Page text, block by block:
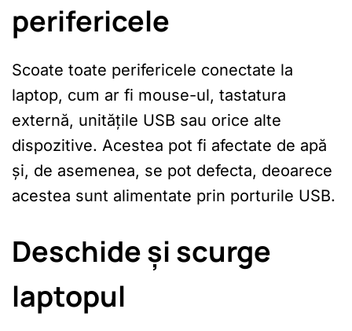
perifericele
Scoate toate perifericele conectate la
laptop, cum ar fi mouse-ul, tastatura
externă, unitățile USB sau orice alte
dispozitive. Acestea pot fi afectate de apă
și, de asemenea, se pot defecta, deoarece
acestea sunt alimentate prin porturile USB.
Deschide și scurge
laptopul